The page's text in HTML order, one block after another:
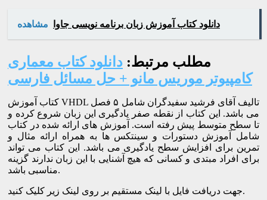
مشاهده دانلود کتاب آموزش زبان برنامه نویسی جاوا
مطلب مرتبط: دانلود کتاب معماری
کامپیوتر موریس مانو + حل مسائل فارسی
کتاب آموزش VHDL تالیف آقای فرشید سفیدگران شامل ۵ فصل
می باشد. این کتاب از نقطه صفر یادگیری این زبان شروع کرده و
تا سطح متوسط پیش رفته است. آموزش های ارائه شده در کتاب
شامل آموزش دستورات و سینتکس ها به همراه ارائه مثال و
تمرین برای افزایش سطح یادگیری می باشد. این کتاب می تواند
برای افراد مبتدی و کسانی که هیچ آشنایی با این زبان ندارند گزینه
مناسبی باشد.
جهت دریافت فایل با لینک مستقیم بر روی لینک زیر کلیک کنید.